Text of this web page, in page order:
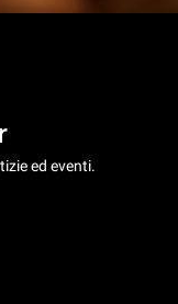
ed eventi.